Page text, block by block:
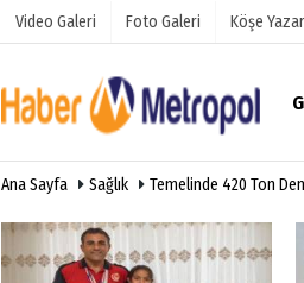
Video Galeri Foto Galeri Köşe
Hava
Anketler
Ana Sayfa Sağlık Temelinde 420 Ton